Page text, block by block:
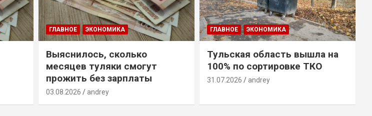
ГЛАВНОЕ ЭКОНОМИКА
Выяснилось, сколько
месяцев туляки смогут
прожить без зарплаты
03.08.2026 andrey
ГЛАВНОЕ ЭКОНОМИКА
Тульская область вышла на
100% по сортировке ТКО
31.07.2026 andrey